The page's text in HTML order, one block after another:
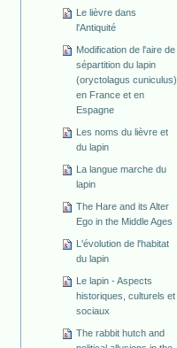
Le lièvre dans
l'Antiquité
Modification de l'aire de
sépartition du lapin
(oryctolagus cuniculus)
en France et en
Espagne
Les noms du lièvre et
du lapin
La langue marche du
lapin
The Hare and its Alter
Ego in the Middle Ages
L'évolution de l'habitat
du lapin
Le lapin - Aspects
historiques, culturels et
sociaux
The rabbit hutch and